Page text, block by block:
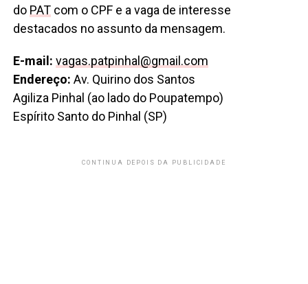
do PATcom o CPF e a vaga de interesse
destacados no assunto da mensagem.
E-mail: vagas.patpinhal@gmail.com
Endereço: Av. Quirino dos Santos
Agiliza Pinhal (ao lado do Poupatempo)
Espírito Santo do Pinhal (SP)
CONTINUA DEPOIS DA PUBLICIDADE